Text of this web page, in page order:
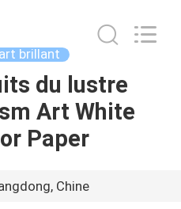
brillant
du lustre
Art White
Paper
Chine